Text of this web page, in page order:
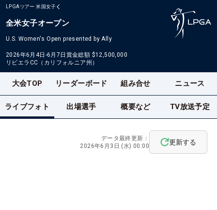
LPGAツアー 米国女子
全米女子オープン
U.S. Women's Open presented by Ally
2026年6月4日-6月7日 賞金総額 $12,500,000
リビエラCC（カリフォルニア州）
大会TOP リーダーボード 組み合せ ニュース
ライブフォト 出場選手 概要など TV放送予定
データ最終更新：
2026年6月3日 (水) 00:00
更新する